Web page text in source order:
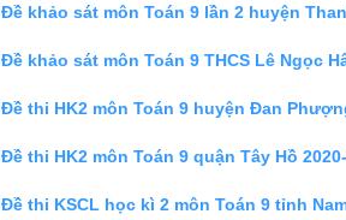
Đề khảo sát môn Toán 9 lần 2 huyện
Đề khảo sát môn Toán 9 THCS Lê Ngọc
Đề thi HK2 môn Toán 9 huyện Đan
Đề thi HK2 môn Toán 9 quận Tây Hồ
Đề thi KSCL học kì 2 môn Toán 9 tỉnh